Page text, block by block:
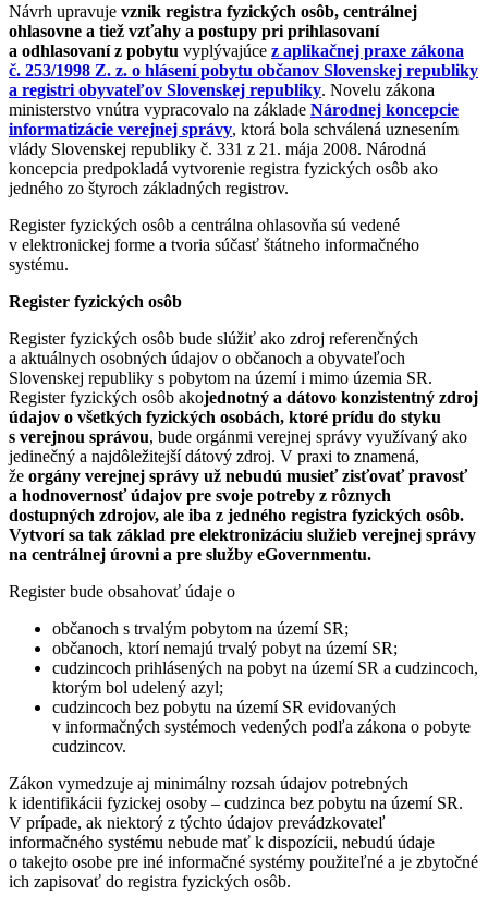
Návrh upravuje vznik registra fyzických osôb, centrálnej
ohlasovne a tiež vzťahy a postupy pri prihlasovaní
a odhlasovaní z pobytu vyplývajúce z aplikačnej praxe zákona
č. 253/1998 Z. z. o hlásení pobytu občanov Slovenskej republiky
a registri obyvateľov Slovenskej republiky. Novelu zákona
ministerstvo vnútra vypracovalo na základe Národnej koncepcie
informatizácie verejnej správy, ktorá bola schválená uznesením
vlády Slovenskej republiky č. 331 z 21. mája 2008. Národná
koncepcia predpokladá vytvorenie registra fyzických osôb ako
jedného zo štyroch základných registrov.
Register fyzických osôb a centrálna ohlasovňa sú vedené
v elektronickej forme a tvoria súčasť štátneho informačného
systému.
Register fyzických osôb
Register fyzických osôb bude slúžiť ako zdroj referenčných
a aktuálnych osobných údajov o občanoch a obyvateľoch
Slovenskej republiky s pobytom na území i mimo územia SR.
Register fyzických osôb akojednotný a dátovo konzistentný zdroj
údajov o všetkých fyzických osobách, ktoré prídu do styku
s verejnou správou, bude orgánmi verejnej správy využívaný ako
jedinečný a najdôležitejší dátový zdroj. V praxi to znamená,
že orgány verejnej správy už nebudú musieť zisťovať pravosť
a hodnovernosť údajov pre svoje potreby z rôznych
dostupných zdrojov, ale iba z jedného registra fyzických osôb.
Vytvorí sa tak základ pre elektronizáciu služieb verejnej správy
na centrálnej úrovni a pre služby eGovernmentu.
Register bude obsahovať údaje o
občanoch s trvalým pobytom na území SR;
občanoch, ktorí nemajú trvalý pobyt na území SR;
cudzincoch prihlásených na pobyt na území SR a cudzincoch,
ktorým bol udelený azyl;
cudzincoch bez pobytu na území SR evidovaných
v informačných systémoch vedených podľa zákona o pobyte
cudzincov.
Zákon vymedzuje aj minimálny rozsah údajov potrebných
k identifikácii fyzickej osoby – cudzinca bez pobytu na území SR.
V prípade, ak niektorý z týchto údajov prevádzkovateľ
informačného systému nebude mať k dispozícii, nebudú údaje
o takejto osobe pre iné informačné systémy použiteľné a je zbytočné
ich zapisovať do registra fyzických osôb.